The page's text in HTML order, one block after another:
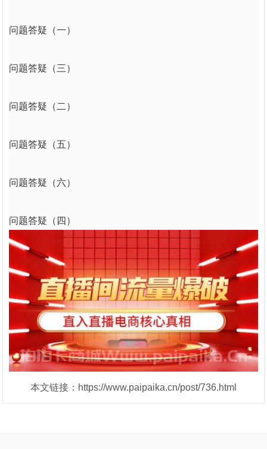
问题答疑（一）
问题答疑（三）
问题答疑（二）
问题答疑（五）
问题答疑（六）
问题答疑（四）
本文链接：https://www.paipaika.cn/post/736.html